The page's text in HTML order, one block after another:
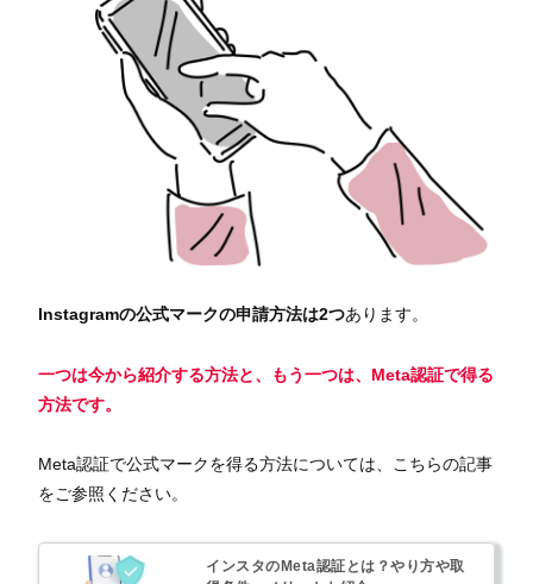
Instagramの公式マークの申請方法は2つあります。
一つは今から紹介する方法と、もう一つは、Meta認証で得る
方法です。
Meta認証で公式マークを得る方法については、こちらの記事
をご参照ください。
インスタのMeta認証とは？やり方や取